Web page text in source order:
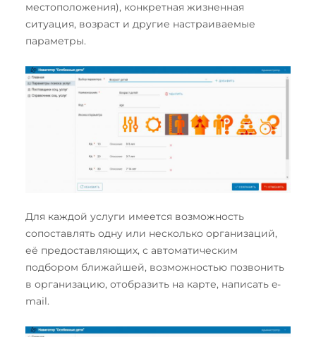
местоположения), конкретная жизненная
ситуация, возраст и другие настраиваемые
параметры.
Для каждой услуги имеется возможность
сопоставлять одну или несколько организаций,
её предоставляющих, с автоматическим
подбором ближайшей, возможностью позвонить
в организацию, отобразить на карте, написать e-
mail.